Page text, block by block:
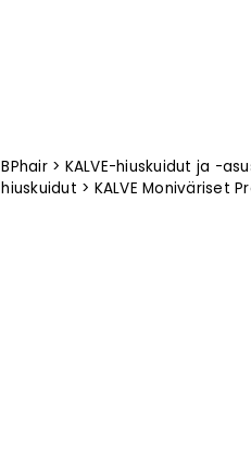
BPhair> KALVE-hiuskuidut ja -
hiuskuidut > KALVE Moniväriset